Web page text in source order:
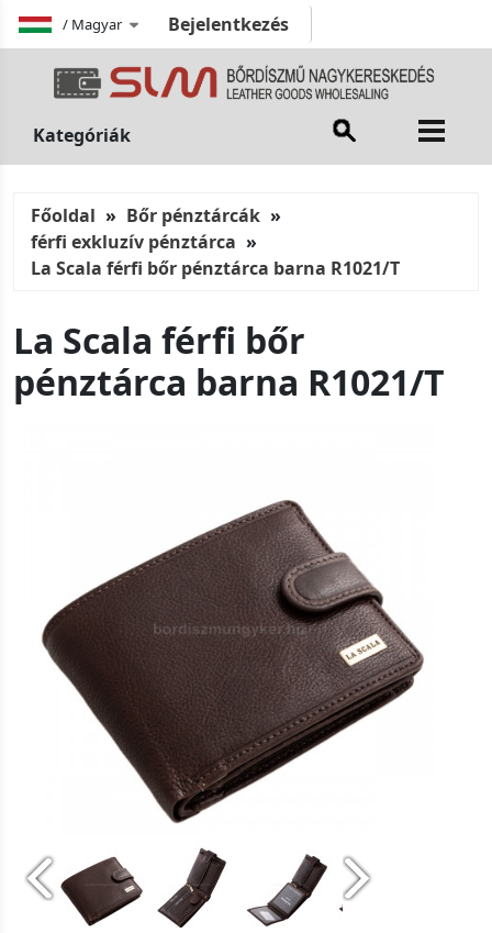
/ Magyar Bejelentkezés
Kategóriák
Főoldal
Bőr pénztárcák
férfi exkluzív pénztárca
La Scala férfi bőr pénztárca barna R1021/T
La Scala férfi bőr
pénztárca barna R1021/T